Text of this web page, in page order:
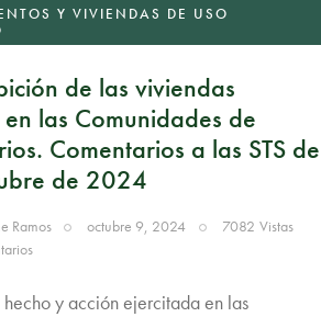
Y VIVIENDAS DE USO
de las viviendas
las Comunidades de
Comentarios a las STS de
de 2024
Ramos octubre 9, 2024 7082 Vistas
hecho y acción ejercitada en las